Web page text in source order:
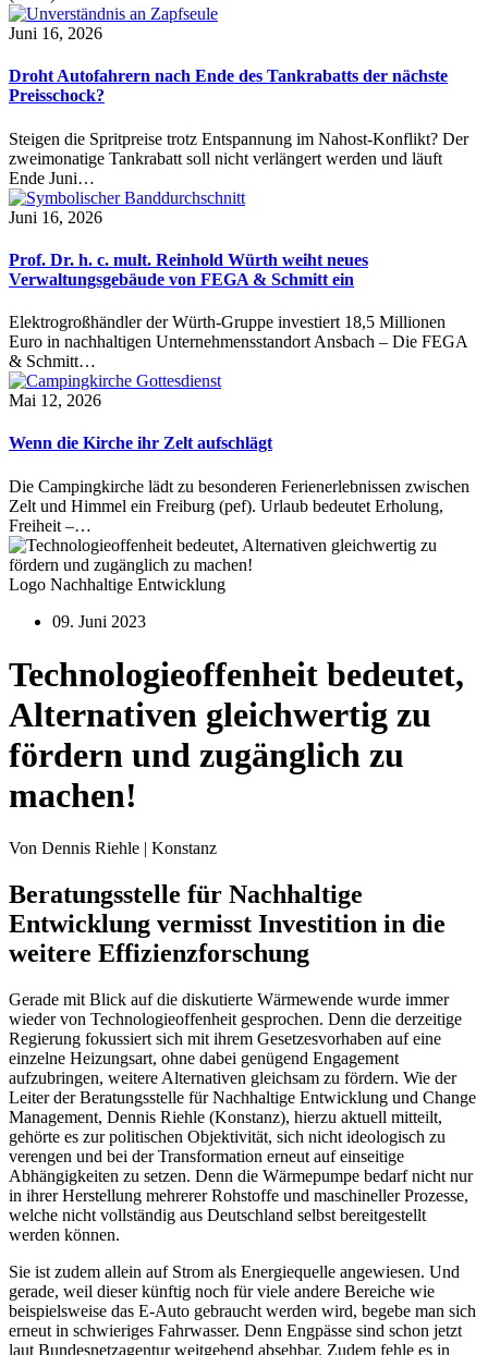
Juni 16, 2026
Droht Autofahrern nach Ende des Tankrabatts der nächste
Preisschock?
Steigen die Spritpreise trotz Entspannung im Nahost-Konflikt? Der
zweimonatige Tankrabatt soll nicht verlängert werden und läuft
Ende Juni…
Juni 16, 2026
Prof. Dr. h. c. mult. Reinhold Würth weiht neues
Verwaltungsgebäude von FEGA & Schmitt ein
Elektrogroßhändler der Würth-Gruppe investiert 18,5 Millionen
Euro in nachhaltigen Unternehmensstandort Ansbach – Die FEGA
& Schmitt…
Mai 12, 2026
Wenn die Kirche ihr Zelt aufschlägt
Die Campingkirche lädt zu besonderen Ferienerlebnissen zwischen
Zelt und Himmel ein Freiburg (pef). Urlaub bedeutet Erholung,
Freiheit –…
Logo Nachhaltige Entwicklung
09. Juni 2023
Technologieoffenheit bedeutet,
Alternativen gleichwertig zu
fördern und zugänglich zu
machen!
Von Dennis Riehle | Konstanz
Beratungsstelle für Nachhaltige
Entwicklung vermisst Investition in die
weitere Effizienzforschung
Gerade mit Blick auf die diskutierte Wärmewende wurde immer
wieder von Technologieoffenheit gesprochen. Denn die derzeitige
Regierung fokussiert sich mit ihrem Gesetzesvorhaben auf eine
einzelne Heizungsart, ohne dabei genügend Engagement
aufzubringen, weitere Alternativen gleichsam zu fördern. Wie der
Leiter der Beratungsstelle für Nachhaltige Entwicklung und Change
Management, Dennis Riehle (Konstanz), hierzu aktuell mitteilt,
gehörte es zur politischen Objektivität, sich nicht ideologisch zu
verengen und bei der Transformation erneut auf einseitige
Abhängigkeiten zu setzen. Denn die Wärmepumpe bedarf nicht nur
in ihrer Herstellung mehrerer Rohstoffe und maschineller Prozesse,
welche nicht vollständig aus Deutschland selbst bereitgestellt
werden können.
Sie ist zudem allein auf Strom als Energiequelle angewiesen. Und
gerade, weil dieser künftig noch für viele andere Bereiche wie
beispielsweise das E-Auto gebraucht werden wird, begebe man sich
erneut in schwieriges Fahrwasser. Denn Engpässe sind schon jetzt
laut Bundesnetzagentur weitgehend absehbar. Zudem fehle es in